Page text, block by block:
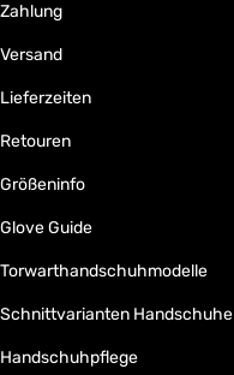
Zahlung
Versand
Lieferzeiten
Retouren
Größeninfo
Glove Guide
Torwarthandschuhmodelle
Schnittvarianten Handschuhe
Handschuhpflege